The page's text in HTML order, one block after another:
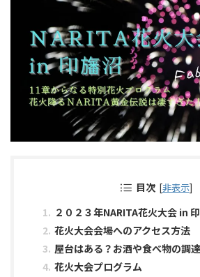
目次 [非表示]
２０２３年NARITA花火大会 in
花火大会会場へのアクセス方法
屋台はある？お酒や食べ物の調
花火大会プログラム